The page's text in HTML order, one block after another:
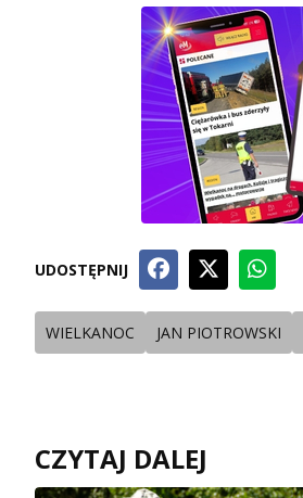
UDOSTĘPNIJ
WIELKANOC JAN PIOTROWSKI
CZYTAJ DALEJ